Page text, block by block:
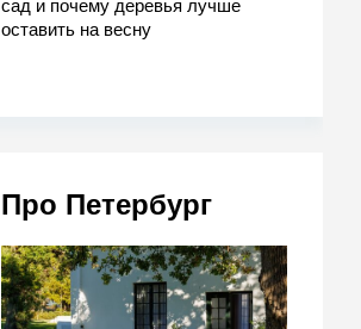
сад и почему деревья лучше
оставить на весну
Про Петербург